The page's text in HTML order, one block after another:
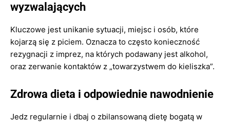
wyzwalających
Kluczowe jest unikanie sytuacji, miejsc i osób, które
kojarzą się z piciem. Oznacza to często konieczność
rezygnacji z imprez, na których podawany jest alkohol,
oraz zerwanie kontaktów z „towarzystwem do kieliszka”.
Zdrowa dieta i odpowiednie nawodnienie
Jedz regularnie i dbaj o zbilansowaną dietę bogatą w